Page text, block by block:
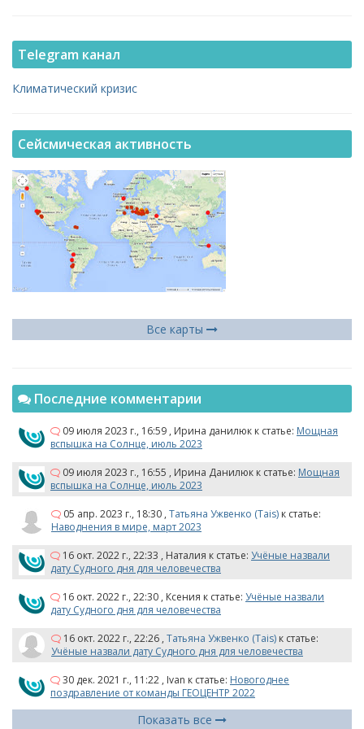
Telegram канал
Климатический кризис
Сейсмическая активность
Все карты
Последние комментарии
09 июля 2023 г., 16:59 , Ирина данилюк к статье: Мощная
вспышка на Солнце, июль 2023
09 июля 2023 г., 16:55 , Ирина Данилюк к статье: Мощная
вспышка на Солнце, июль 2023
05 апр. 2023 г., 18:30 , Татьяна Ужвенко (Tais) к статье:
Наводнения в мире, март 2023
16 окт. 2022 г., 22:33 , Наталия к статье: Учёные назвали
дату Судного дня для человечества
16 окт. 2022 г., 22:30 , Ксения к статье: Учёные назвали
дату Судного дня для человечества
16 окт. 2022 г., 22:26 , Татьяна Ужвенко (Tais) к статье:
Учёные назвали дату Судного дня для человечества
30 дек. 2021 г., 11:22 , Ivan к статье: Новогоднее
поздравление от команды ГЕОЦЕНТР 2022
Показать все